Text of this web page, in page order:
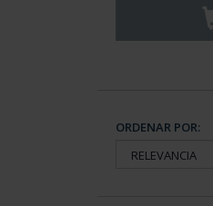
ORDENAR POR: